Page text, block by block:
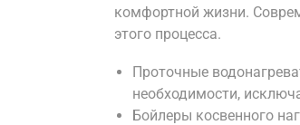
комфортной жизни.
этого процесса.
Проточные
необходимости,
Бойлеры косвенного